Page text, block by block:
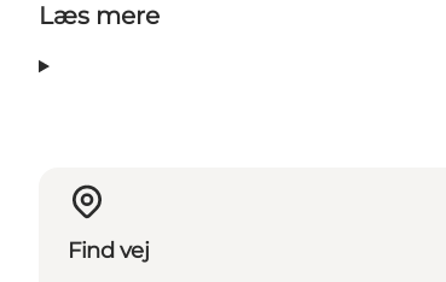
Læs mere
Find vej